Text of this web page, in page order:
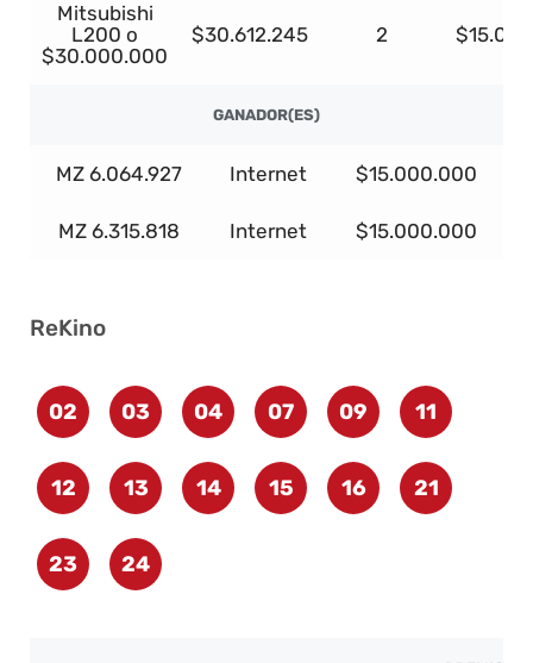
Mitsubishi
L200 o
$30.000.000
$30.612.245 2
GANADOR(ES)
MZ 6.064.927 Internet $15.000.000
MZ 6.315.818 Internet $15.000.000
ReKino
02 03 04 07 09 11
12 13 14 15 16 21
23 24